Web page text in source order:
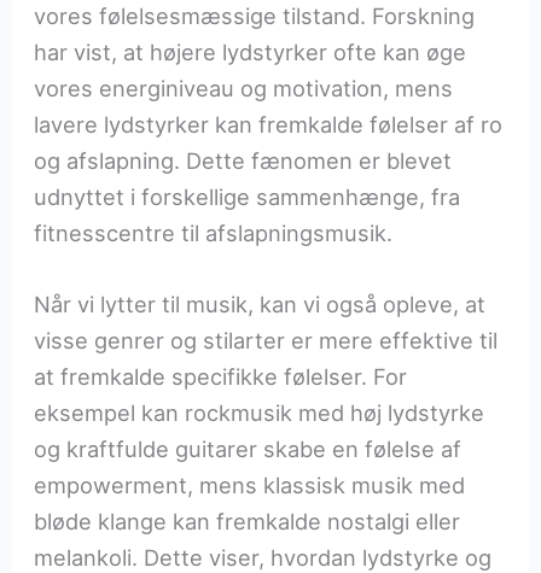
vores følelsesmæssige tilstand. Forskning
har vist, at højere lydstyrker ofte kan øge
vores energiniveau og motivation, mens
lavere lydstyrker kan fremkalde følelser af ro
og afslapning. Dette fænomen er blevet
udnyttet i forskellige sammenhænge, fra
fitnesscentre til afslapningsmusik.
Når vi lytter til musik, kan vi også opleve, at
visse genrer og stilarter er mere effektive til
at fremkalde specifikke følelser. For
eksempel kan rockmusik med høj lydstyrke
og kraftfulde guitarer skabe en følelse af
empowerment, mens klassisk musik med
bløde klange kan fremkalde nostalgi eller
melankoli. Dette viser, hvordan lydstyrke og